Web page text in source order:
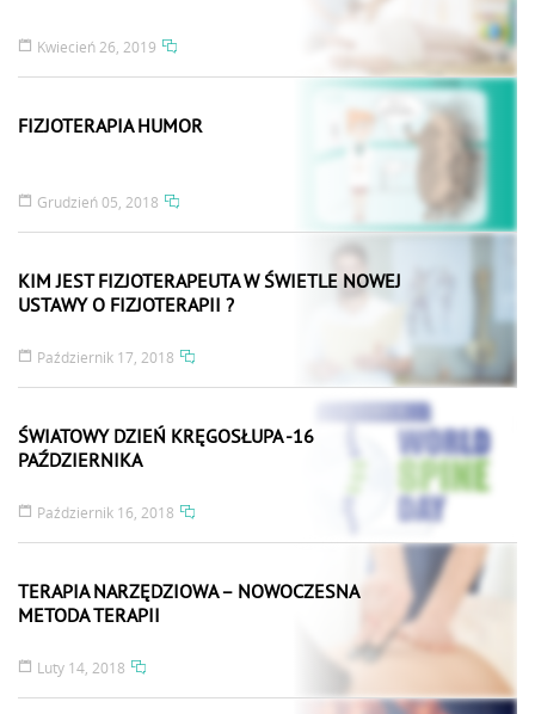
Kwiecień 26, 2019
FIZJOTERAPIA HUMOR
Grudzień 05, 2018
KIM JEST FIZJOTERAPEUTA W ŚWIETLE NOWEJ
USTAWY O FIZJOTERAPII ?
Październik 17, 2018
ŚWIATOWY DZIEŃ KRĘGOSŁUPA -16
PAŹDZIERNIKA
Październik 16, 2018
TERAPIA NARZĘDZIOWA – NOWOCZESNA
METODA TERAPII
Luty 14, 2018